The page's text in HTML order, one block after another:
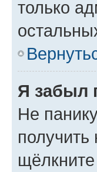
только
Я забыл
Не